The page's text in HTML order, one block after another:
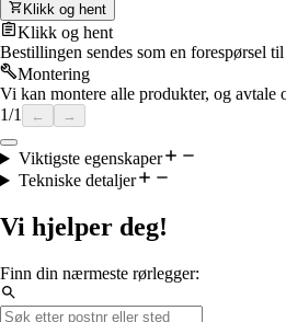
Klikk og hent
Klikk og hent
Bestillingen sendes som en forespørsel
Montering
Vi kan montere alle produkter, og avtale
1/1 ← →
Viktigste egenskaper
Tekniske detaljer
Vi hjelper deg!
Finn din nærmeste rørlegger: